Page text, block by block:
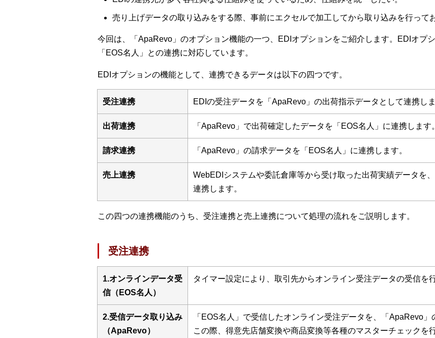
売り上げデータの取り込みをする際、事前にエクセルで加工してから取り込みを行って
今回は、「ApaRevo」のオプション機能の一つ、EDIオプションをご紹介します。EDIオプ
「EOS名人」との連携に対応しています。
EDIオプションの機能として、連携できるデータは以下の四つです。
受注連携 EDIの受注データを「ApaRevo」の出荷指示データとして連携しま
出荷連携 「ApaRevo」で出荷確定したデータを「EOS名人」に連携します。
請求連携 「ApaRevo」の請求データを「EOS名人」に連携します。
売上連携
WebEDIシステムや委託倉庫等から受け取った出荷実績データを
連携します。
この四つの連携機能のうち、受注連携と売上連携について処理の流れをご説明します。
受注連携
1.オンラインデータ受
信（EOS名人）
タイマー設定により、取引先からオンライン受注データの受信を
2.受信データ取り込み
（ApaRevo）
「EOS名人」で受信したオンライン受注データを、「ApaRevo」
この際、得意先店舗変換や商品変換等各種のマスターチェックを